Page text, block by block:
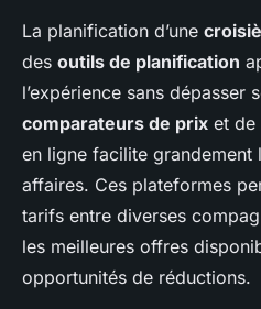
La planification d’une
des outils de planification
l’expérience sans dépasser
comparateurs de prix et de
en ligne facilite grandement
affaires. Ces plateformes
tarifs entre diverses
les meilleures offres
opportunités de réductions.